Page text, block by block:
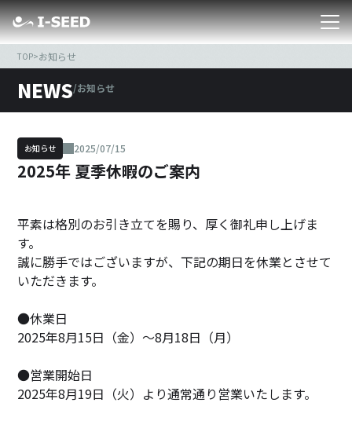
TOP>お知らせ
NEWS/お知らせ
お知らせ 2025/07/15
2025年 夏季休暇のご案内
平素は格別のお引き立てを賜り、厚く御礼申し上げま
す。
誠に勝手ではございますが、下記の期日を休業とさせて
いただきます。
●休業日
2025年8月15日（金）～8月18日（月）
●営業開始日
2025年8月19日（火）より通常通り営業いたします。